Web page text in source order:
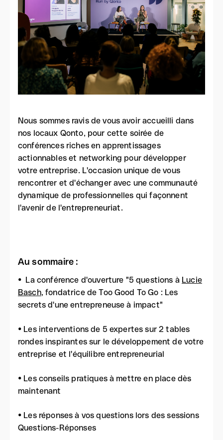
Nous sommes ravis de vous avoir accueilli dans
nos locaux Qonto, pour cette soirée de
conférences riches en apprentissages
actionnables et networking pour développer
votre entreprise. L'occasion unique de vous
rencontrer et d'échanger avec une communauté
dynamique de professionnelles qui façonnent
l'avenir de l'entrepreneuriat.
Au sommaire :
• La conférence d'ouverture "5 questions à Lucie
Basch, fondatrice de Too Good To Go : Les
secrets d'une entrepreneuse à impact"
• Les interventions de 5 expertes sur 2 tables
rondes inspirantes sur le développement de votre
entreprise et l'équilibre entrepreneurial
• Les conseils pratiques à mettre en place dès
maintenant
• Les réponses à vos questions lors des sessions
Questions-Réponses